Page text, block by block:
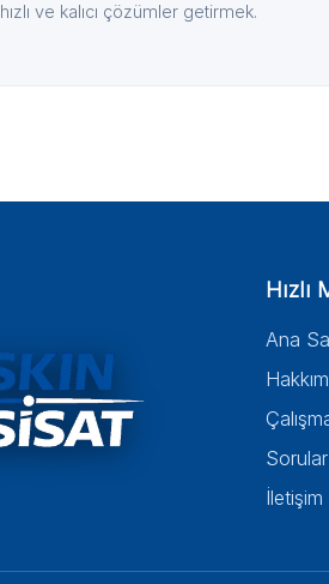
hızlı ve kalıcı çözümler getirmek.
Hızlı
Ana
Sorular
İletişim